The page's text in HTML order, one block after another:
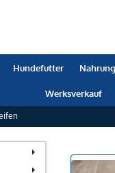
Hundefutter
Werksverkauf